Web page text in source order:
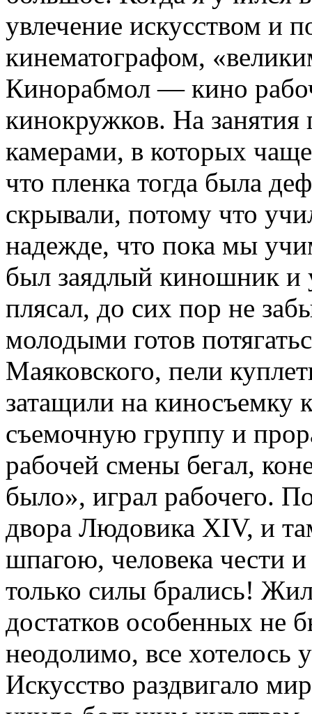
увлечение искусством и
кинематографом,
Кинорабмол — кино
кинокружков. На
камерами, в которых
что пленка тогда была
скрывали, потому что
надежде, что пока мы
был заядлый киношник и
плясал, до сих пор не
молодыми готов
Маяковского, пели
затащили на киносъемку
съемочную группу и
рабочей смены бегал,
было», играл рабочего.
двора Людовика XIV, и
шпагою, человека чести
только силы брались!
достатков особенных не
неодолимо, все хотелось
Искусство раздвигало